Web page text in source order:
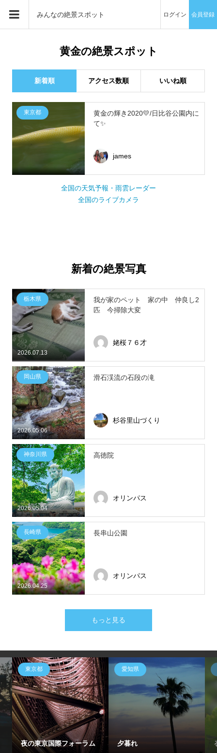
みんなの絶景スポット ログイン 会員登録
黄金の絶景スポット
新着順 アクセス数順 いいね順
東京都
黄金の輝き2020💛/日比谷公園内に
て✨
james
全国の天気予報・雨雲レーダー
全国のライブカメラ
新着の絶景写真
2026.07.13
栃木県
我が家のペット 家の中 仲良し2
匹 今掃除大変
姥桜７６才
2026.05.06
岡山県 滑石渓流の石段の滝
杉谷里山づくり
2026.05.04
神奈川県 高徳院
オリンパス
2026.04.25
長崎県 長串山公園
オリンパス
もっと見る
東京都
夜の東京国際フォーラム
愛知県
夕暮れ